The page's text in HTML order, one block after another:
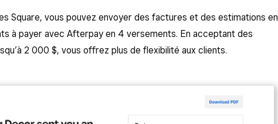
Square, vous pouvez envoyer des factures et des estimations en
à payer avec Afterpay en 4 versements. En acceptant des
2 000 $, vous offrez plus de flexibilité aux clients.